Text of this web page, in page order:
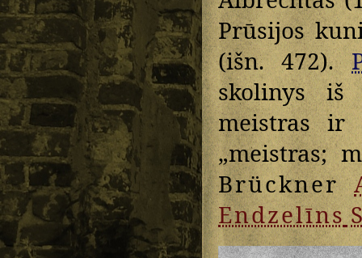
Prūsijos
(išn. 472).
skolinys
meistras
„meistras;
Brückner
Endzelīns